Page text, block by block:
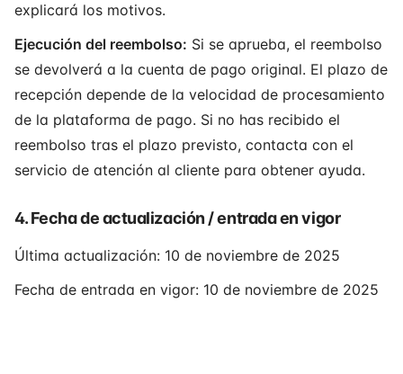
explicará los motivos.
Ejecución del reembolso: Si se aprueba, el reembolso
se devolverá a la cuenta de pago original. El plazo de
recepción depende de la velocidad de procesamiento
de la plataforma de pago. Si no has recibido el
reembolso tras el plazo previsto, contacta con el
servicio de atención al cliente para obtener ayuda.
4. Fecha de actualización / entrada en vigor
Última actualización: 10 de noviembre de 2025
Fecha de entrada en vigor: 10 de noviembre de 2025